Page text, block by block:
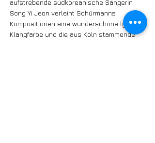
aufstrebende südkoreanische Sängerin
Song Yi Jeon verleiht Schürmanns
Kompositionen eine wunderschöne lyrische
Klangfarbe und die aus Köln stammende